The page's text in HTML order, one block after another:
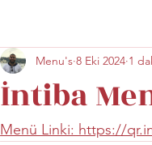
İntiba
Menu's 8 Eki 2024 1
Menü Linki: https://